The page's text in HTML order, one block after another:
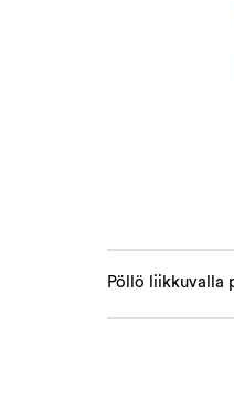
Pöllö liikkuvalla